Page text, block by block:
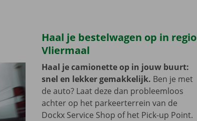
Haal je bestelwagen op in regio
Vliermaal
Haal je camionette op in jouw buurt:
snel en lekker gemakkelijk. Ben je met
de auto? Laat deze dan probleemloos
achter op het parkeerterrein van de
Dockx Service Shop of het Pick-up Point.